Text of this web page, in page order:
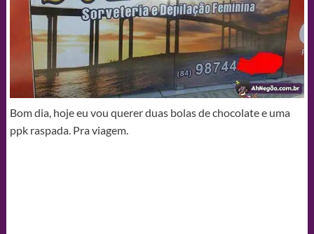
Bom dia, hoje eu vou querer duas bolas de chocolate e uma
ppk raspada. Pra viagem.